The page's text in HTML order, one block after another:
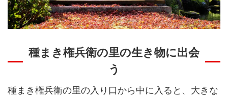
種まき権兵衛の里の生き物に出会
う
種まき権兵衛の里の入り口から中に入ると、大きな